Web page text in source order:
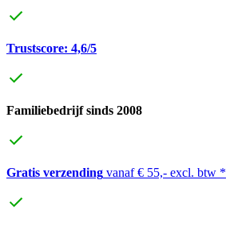
Trustscore: 4,6/5
Familiebedrijf sinds 2008
Gratis verzending vanaf € 55,- excl. btw *